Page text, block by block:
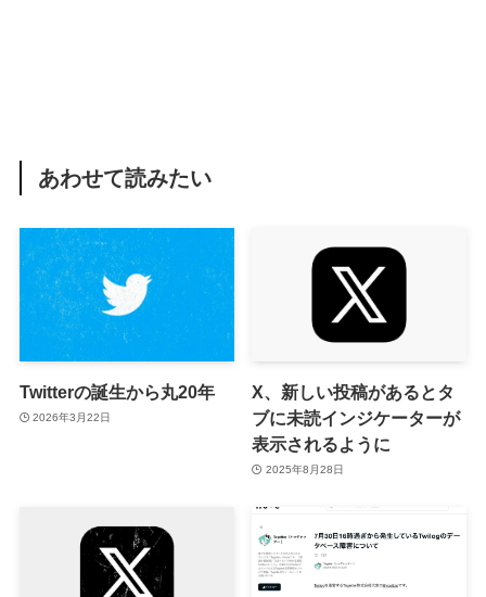
あわせて読みたい
Twitterの誕生から丸20年
2026年3月22日
X、新しい投稿があるとタ
ブに未読インジケーターが
表示されるように
2025年8月28日